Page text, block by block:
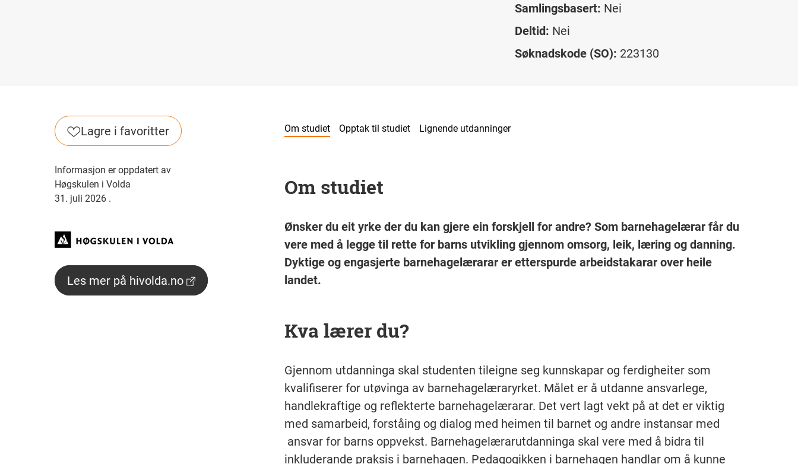
Samlingsbasert: Nei
Deltid: Nei
Søknadskode (SO): 223130
Lagre i favoritter
Informasjon er oppdatert av
Høgskulen i Volda
31. juli 2026 .
Les mer på hivolda.no
Om studiet Opptak til studiet Lignende utdanninger
Om studiet
Ønsker du eit yrke der du kan gjere ein forskjell for andre? Som barnehagelærar får du
vere med å legge til rette for barns utvikling gjennom omsorg, leik, læring og danning.
Dyktige og engasjerte barnehagelærarar er etterspurde arbeidstakarar over heile
landet.
Kva lærer du?
Gjennom utdanninga skal studenten tileigne seg kunnskapar og ferdigheiter som
kvalifiserer for utøvinga av barnehagelæraryrket. Målet er å utdanne ansvarlege,
handlekraftige og reflekterte barnehagelærarar. Det vert lagt vekt på at det er viktig
med samarbeid, forståing og dialog med heimen til barnet og andre instansar med
ansvar for barns oppvekst. Barnehagelærarutdanninga skal vere med å bidra til
inkluderande praksis i barnehagen. Pedagogikken i barnehagen handlar om å kunne